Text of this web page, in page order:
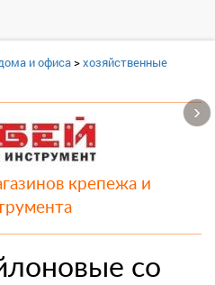
и офиса>хозяйственные
крепежа и
со
›